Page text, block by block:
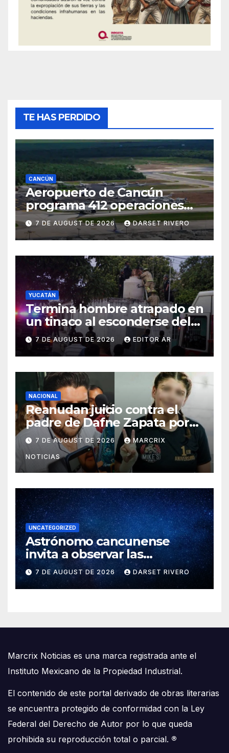
TE HAS PERDIDO
CANCÚN
Aeropuerto de Cancún
programa 412 operaciones
este viernes y mantiene
intensa conectividad
internacional
7 DE AUGUST DE 2026 DARSET RIVERO
YUCATÁN
Termina hombre atrapado en
un tinaco al esconderse del
esposo en Timucuy
7 DE AUGUST DE 2026 EDITOR AR
NACIONAL
Reanudan juicio contra el
padre de Dafne Zapata por
presunto abuso contra su
hija en 2019
7 DE AUGUST DE 2026 MARCRIX
NOTICIAS
UNCATEGORIZED
Astrónomo cancunense
invita a observar las
Perseidas mientras participa
en misión científica por
eclipse solar en España
7 DE AUGUST DE 2026 DARSET RIVERO
Marcrix Noticias es una marca registrada ante el
Instituto Mexicano de la Propiedad Industrial.
El contenido de este portal derivado de obras literarias
se encuentra protegido de conformidad con la Ley
Federal del Derecho de Autor por lo que queda
prohibida su reproducción total o parcial. ®